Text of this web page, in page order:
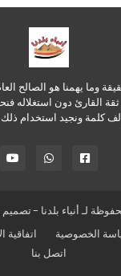
وما يهمنا هو الصالح
القارئ دون استغلاله
كلمة ونجيد استخدام
لـ أنباء بلدنا - تصميم
الخصوصية اتفاقية
اتصل بنا